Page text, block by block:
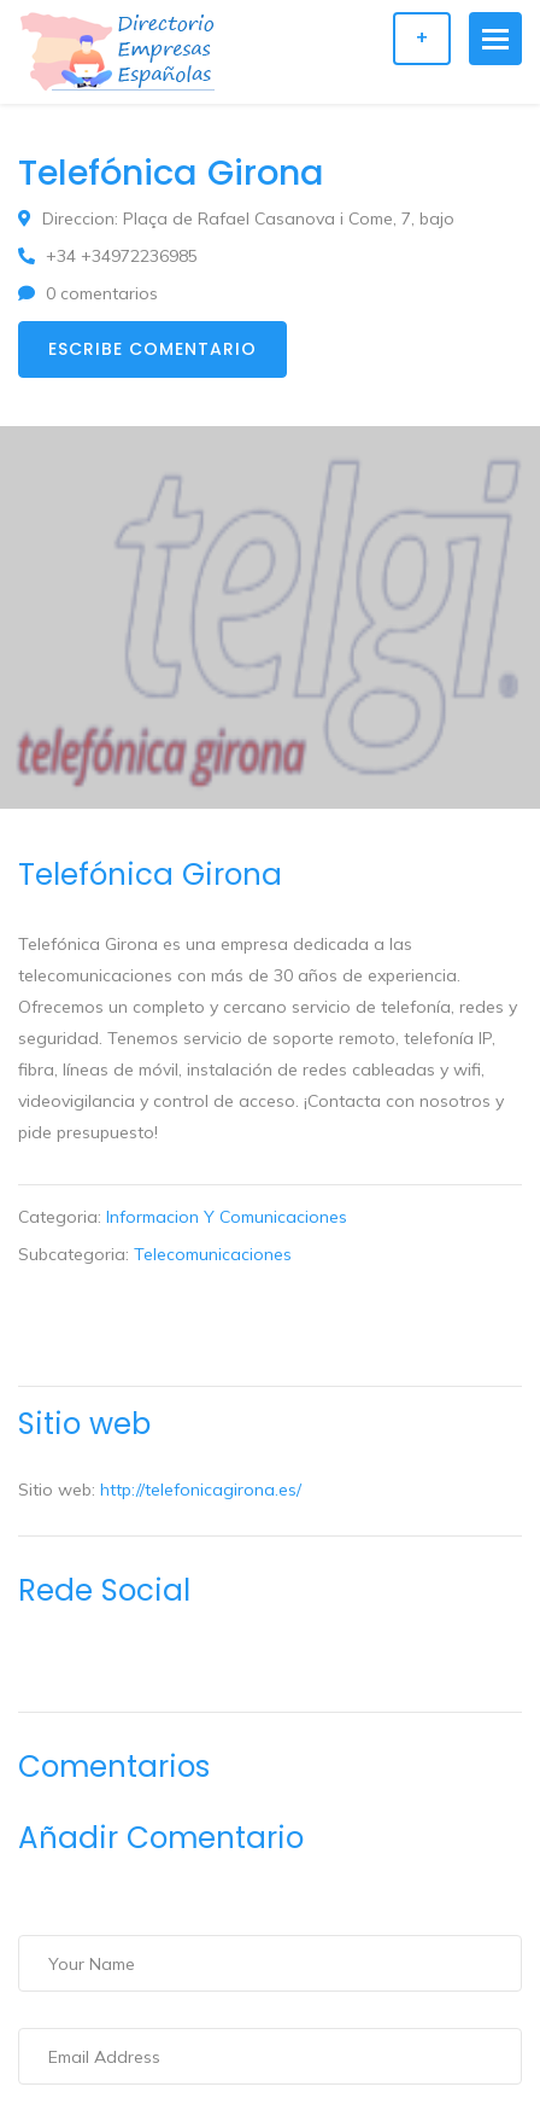
+
Telefónica Girona
Direccion: Plaça de Rafael Casanova i Come, 7, bajo
+34 +34972236985
0 comentarios
ESCRIBE COMENTARIO
Telefónica Girona
Telefónica Girona es una empresa dedicada a las
telecomunicaciones con más de 30 años de experiencia.
Ofrecemos un completo y cercano servicio de telefonía, redes y
seguridad. Tenemos servicio de soporte remoto, telefonía IP,
fibra, líneas de móvil, instalación de redes cableadas y wifi,
videovigilancia y control de acceso. ¡Contacta con nosotros y
pide presupuesto!
Categoria: Informacion Y Comunicaciones
Subcategoria: Telecomunicaciones
Sitio web
Sitio web: http://telefonicagirona.es/
Rede Social
Comentarios
Añadir Comentario